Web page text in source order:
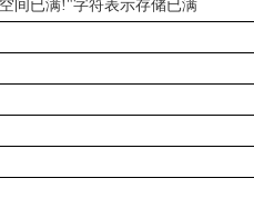
间已满!"字符表示存储已满